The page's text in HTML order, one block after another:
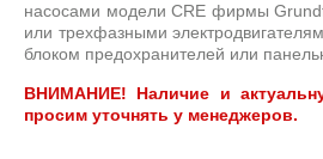
насосами модели CRE фирмы
или трехфазными
блоком предохранителей или
ВНИМАНИЕ! Наличие и
просим уточнять у менеджеров.